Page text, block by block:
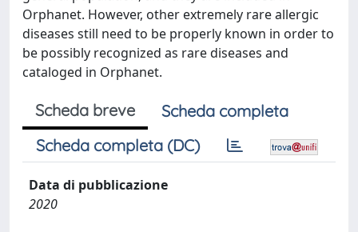
Orphanet. However, other extremely rare allergic
diseases still need to be properly known in order to
be possibly recognized as rare diseases and
cataloged in Orphanet.
Scheda breve
Scheda completa
Scheda completa (DC)
Data di pubblicazione
2020